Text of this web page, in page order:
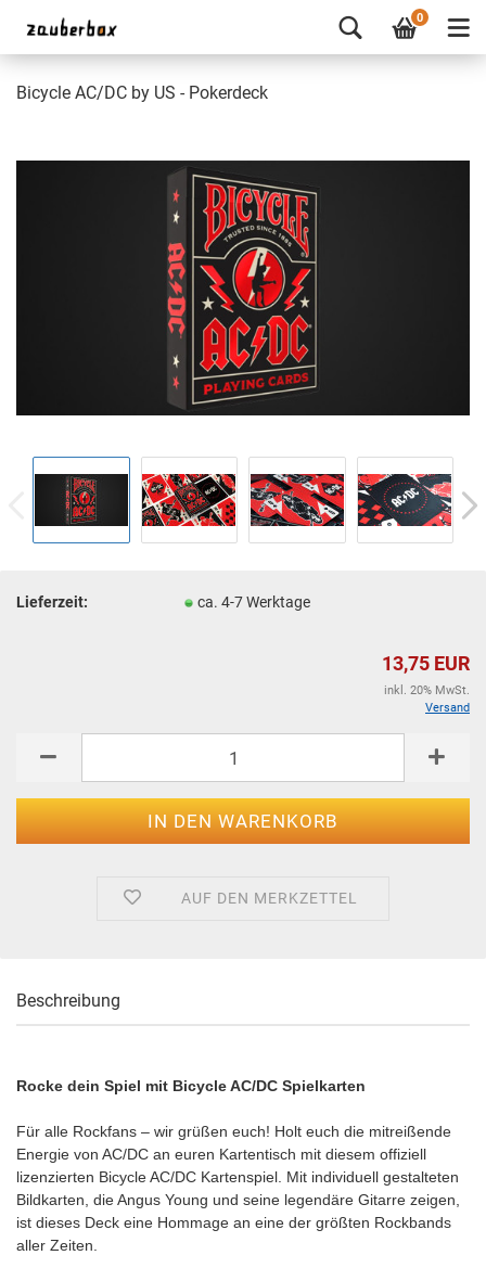
0
Bicycle AC/DC by US - Pokerdeck
Lieferzeit: ca. 4-7 Werktage
13,75 EUR
inkl. 20% MwSt.
Versand
AUF DEN MERKZETTEL
Beschreibung
Rocke dein Spiel mit Bicycle AC/DC Spielkarten
Für alle Rockfans – wir grüßen euch! Holt euch die mitreißende
Energie von AC/DC an euren Kartentisch mit diesem offiziell
lizenzierten Bicycle AC/DC Kartenspiel. Mit individuell gestalteten
Bildkarten, die Angus Young und seine legendäre Gitarre zeigen,
ist dieses Deck eine Hommage an eine der größten Rockbands
aller Zeiten.